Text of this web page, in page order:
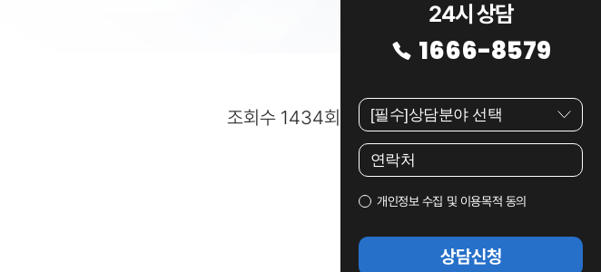
24시 상담
1666-8579
개인정보 수집 및 이용목적 동의
상담신청
조회수 1434회